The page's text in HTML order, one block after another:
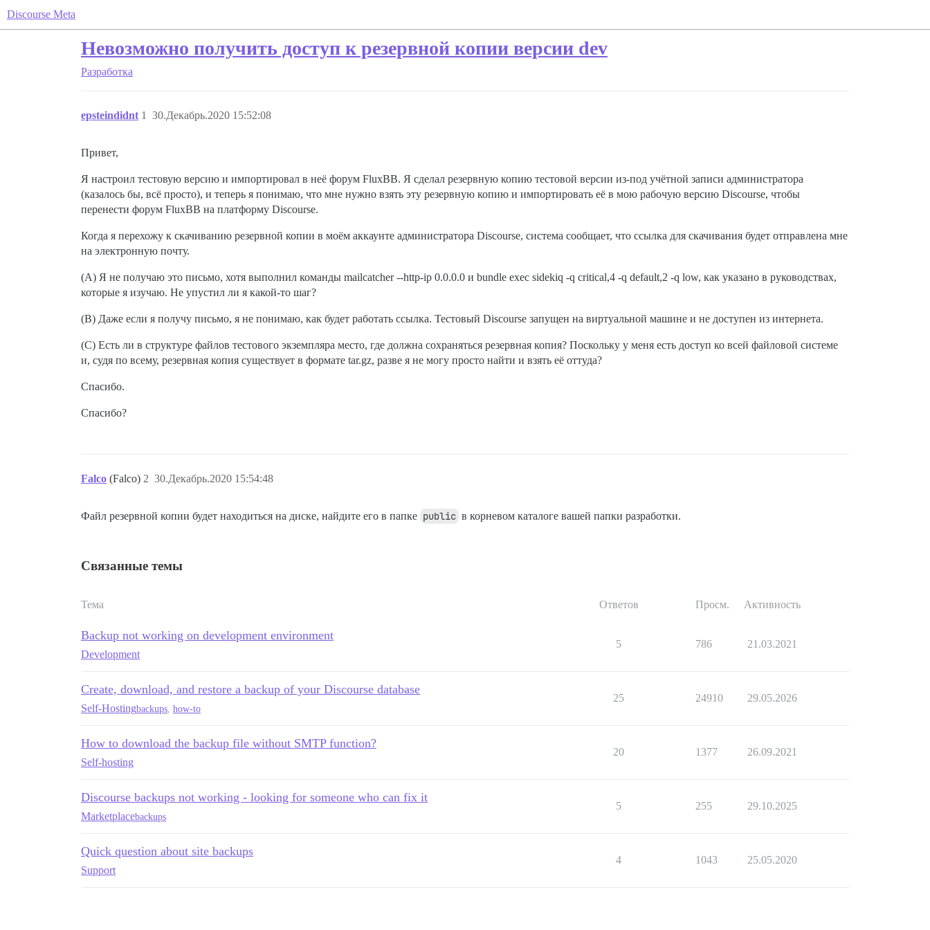
Discourse Meta
Невозможно получить доступ к резервной копии версии dev
Разработка
epsteindidnt 30.Декабрь.2020 15:52:08
1
Привет,
Я настроил тестовую версию и импортировал в неё форум FluxBB. Я сделал резервную копию тестовой версии из-под учётной записи администратора
(казалось бы, всё просто), и теперь я понимаю, что мне нужно взять эту резервную копию и импортировать её в мою рабочую версию Discourse, чтобы
перенести форум FluxBB на платформу Discourse.
Когда я перехожу к скачиванию резервной копии в моём аккаунте администратора Discourse, система сообщает, что ссылка для скачивания будет отправлена мне
на электронную почту.
(A) Я не получаю это письмо, хотя выполнил команды mailcatcher --http-ip 0.0.0.0 и bundle exec sidekiq -q critical,4 -q default,2 -q low, как указано в руководствах,
которые я изучаю. Не упустил ли я какой-то шаг?
(B) Даже если я получу письмо, я не понимаю, как будет работать ссылка. Тестовый Discourse запущен на виртуальной машине и не доступен из интернета.
(C) Есть ли в структуре файлов тестового экземпляра место, где должна сохраняться резервная копия? Поскольку у меня есть доступ ко всей файловой системе
и, судя по всему, резервная копия существует в формате tar.gz, разве я не могу просто найти и взять её оттуда?
Спасибо.
Спасибо?
Falco (Falco) 30.Декабрь.2020 15:54:48
2
Файл резервной копии будет находиться на диске, найдите его в папке public в корневом каталоге вашей папки разработки.
Связанные темы
Тема Ответов Просм. Активность
Backup not working on development environment
Development
5 786 21.03.2021
Create, download, and restore a backup of your Discourse database
Self-Hostingbackups how-to
25 24910 29.05.2026
How to download the backup file without SMTP function?
Self-hosting
20 1377 26.09.2021
Discourse backups not working - looking for someone who can fix it
Marketplacebackups
5 255 29.10.2025
Quick question about site backups
Support
4 1043 25.05.2020